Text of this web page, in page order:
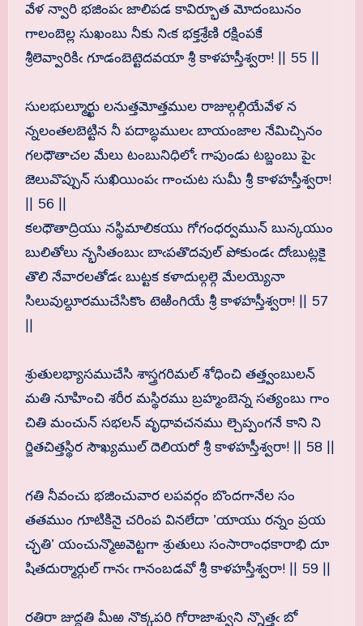
వేళ న్వారి భజింపఁ జాలిపడ కావిర్భూత మోదంబునం
గాలంబెల్ల సుఖంబు నీకు నిఁక భక్తశ్రేణి రక్షింపకే
శ్రీలెవ్వారికిఁ గూడంబెట్టెదవయా శ్రీ కాళహస్తీశ్వరా! || 55 ||
సులభుల్మూర్ఖు లనుత్తమోత్తముల రాజుల్గల్గియేవేళ న
న్నలంతలబెట్టిన నీ పదాబ్ధములఁ బాయంజాల నేమిచ్చినం
గలధౌతాచల మేలు టంబునిధిలోఁ గాపుండు టబ్జంబు పైఁ
జెలువొప్పున్ సుఖియింపఁ గాంచుట సుమీ శ్రీ కాళహస్తీశ్వరా!
|| 56 ||
కలధౌతాద్రియు నస్థిమాలికయు గోగంధర్వమున్ బున్కయుం
బులితోలు న్భసితంబుఁ బాఁపతొదవుల్ పోకుండఁ దోఁబుట్లకై
తొలి నేవారలతోడఁ బుట్టక కళాదుల్గల్గె మేలయ్యెనా
సిలువుల్దూరముచేసికొం టెఱింగియే శ్రీ కాళహస్తీశ్వరా! || 57
శ్రుతులభ్యాసముచేసి శాస్త్రగరిమల్ శోధించి తత్త్వంబులన్
మతి నూహించి శరీర మస్థిరము బ్రహ్మంబెన్న సత్యంబు గాం
చితి మంచున్ సభలన్ వృధావచనము ల్చెప్పంగనే కాని ని
ర్జితచిత్తస్థిర సౌఖ్యముల్ దెలియరో శ్రీ కాళహస్తీశ్వరా! || 58 ||
గతి నీవంచు భజించువార లపవర్గం బొందగానేల సం
తతముం గూటికినై చరింప వినలేదా ’యాయు రన్నం ప్రయ
చ్ఛతి’ యంచున్మొఱవెట్టగా శ్రుతులు సంసారాంధకారాభి దూ
షితదుర్మార్గుల్ గానఁ గానంబడవో శ్రీ కాళహస్తీశ్వరా! || 59 ||
రతిరా జుద్ధతి మీఱ నొక్కపరి గోరాజాశ్వుని న్నొత్తఁ బో